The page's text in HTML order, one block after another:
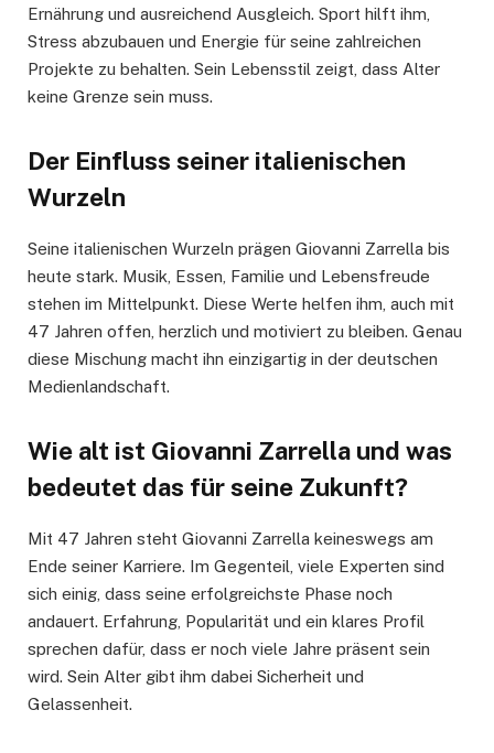
Ernährung und ausreichend Ausgleich. Sport hilft ihm,
Stress abzubauen und Energie für seine zahlreichen
Projekte zu behalten. Sein Lebensstil zeigt, dass Alter
keine Grenze sein muss.
Der Einfluss seiner italienischen
Wurzeln
Seine italienischen Wurzeln prägen Giovanni Zarrella bis
heute stark. Musik, Essen, Familie und Lebensfreude
stehen im Mittelpunkt. Diese Werte helfen ihm, auch mit
47 Jahren offen, herzlich und motiviert zu bleiben. Genau
diese Mischung macht ihn einzigartig in der deutschen
Medienlandschaft.
Wie alt ist Giovanni Zarrella und was
bedeutet das für seine Zukunft?
Mit 47 Jahren steht Giovanni Zarrella keineswegs am
Ende seiner Karriere. Im Gegenteil, viele Experten sind
sich einig, dass seine erfolgreichste Phase noch
andauert. Erfahrung, Popularität und ein klares Profil
sprechen dafür, dass er noch viele Jahre präsent sein
wird. Sein Alter gibt ihm dabei Sicherheit und
Gelassenheit.